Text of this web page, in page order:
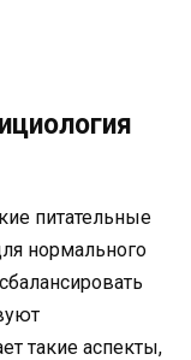
питательные
нормального
такие аспекты,